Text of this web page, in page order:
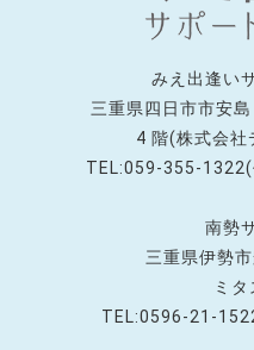
みえ出逢い
三重県四日市市安
4 階(株式会社
TEL:059-355-
南勢
三重県伊勢
ミ
TEL:0596-21-